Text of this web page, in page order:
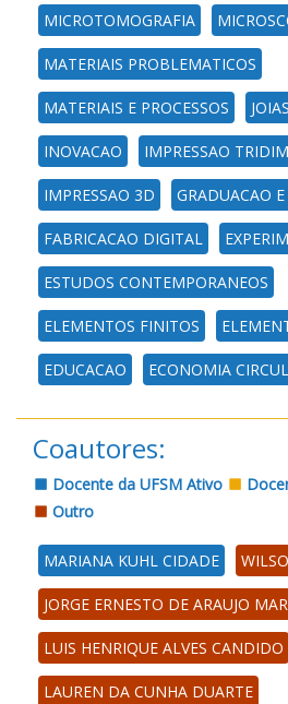
MICROTOMOGRAFIA
MATERIAIS PROBLEMATICOS
MATERIAIS E PROCESSOS JOIAS
INOVACAO IMPRESSAO
IMPRESSAO 3D GRADUACAO
FABRICACAO DIGITAL
ESTUDOS CONTEMPORANEOS
ELEMENTOS FINITOS
EDUCACAO ECONOMIA
Coautores:
Docente da UFSM Ativo
Outro
MARIANA KUHL CIDADE
JORGE ERNESTO DE ARAUJO
LUIS HENRIQUE ALVES CANDIDO
LAUREN DA CUNHA DUARTE